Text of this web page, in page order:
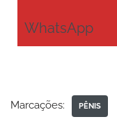
WhatsApp
Marcações: PÊNIS